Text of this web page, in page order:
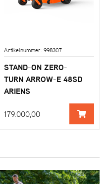
Artikelnummer: 998307
STAND-ON ZERO-
TURN ARROW-E 48SD
ARIENS
179.000,00